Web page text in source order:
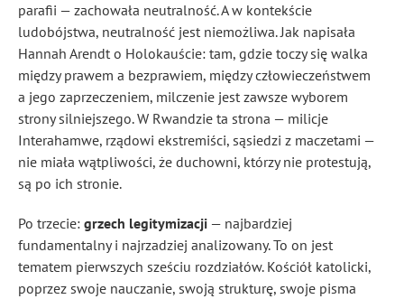
parafii — zachowała neutralność. A w kontekście
ludobójstwa, neutralność jest niemożliwa. Jak napisała
Hannah Arendt o Holokauście: tam, gdzie toczy się walka
między prawem a bezprawiem, między człowieczeństwem
a jego zaprzeczeniem, milczenie jest zawsze wyborem
strony silniejszego. W Rwandzie ta strona — milicje
Interahamwe, rządowi ekstremiści, sąsiedzi z maczetami —
nie miała wątpliwości, że duchowni, którzy nie protestują,
są po ich stronie.
Po trzecie: grzech legitymizacji — najbardziej
fundamentalny i najrzadziej analizowany. To on jest
tematem pierwszych sześciu rozdziałów. Kościół katolicki,
poprzez swoje nauczanie, swoją strukturę, swoje pisma